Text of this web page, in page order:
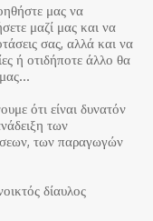
μας να
μαζί μας και να
σας, αλλά και να
ή οτιδήποτε άλλο θα
ότι είναι δυνατόν
των
των παραγωγών
δίαυλος